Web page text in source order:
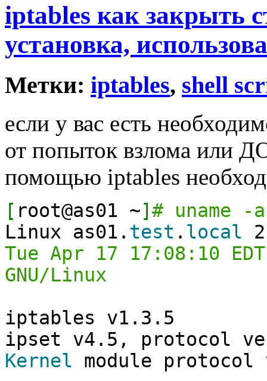
iptables как закрыть
установка,
Метки: iptables, shell
если у вас есть
от попыток взлома или
помощью iptables
[ root@as01 ~] # uname -a
Linux as01. test . local
Tue Apr 17 17:08:10
GNU/Linux
iptables v1.3.5
ipset v4.5, protocol
Kernel module